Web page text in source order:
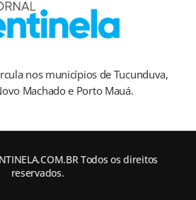
nos municípios de Tucunduva,
Machado e Porto Mauá.
Todos os direitos
reservados.